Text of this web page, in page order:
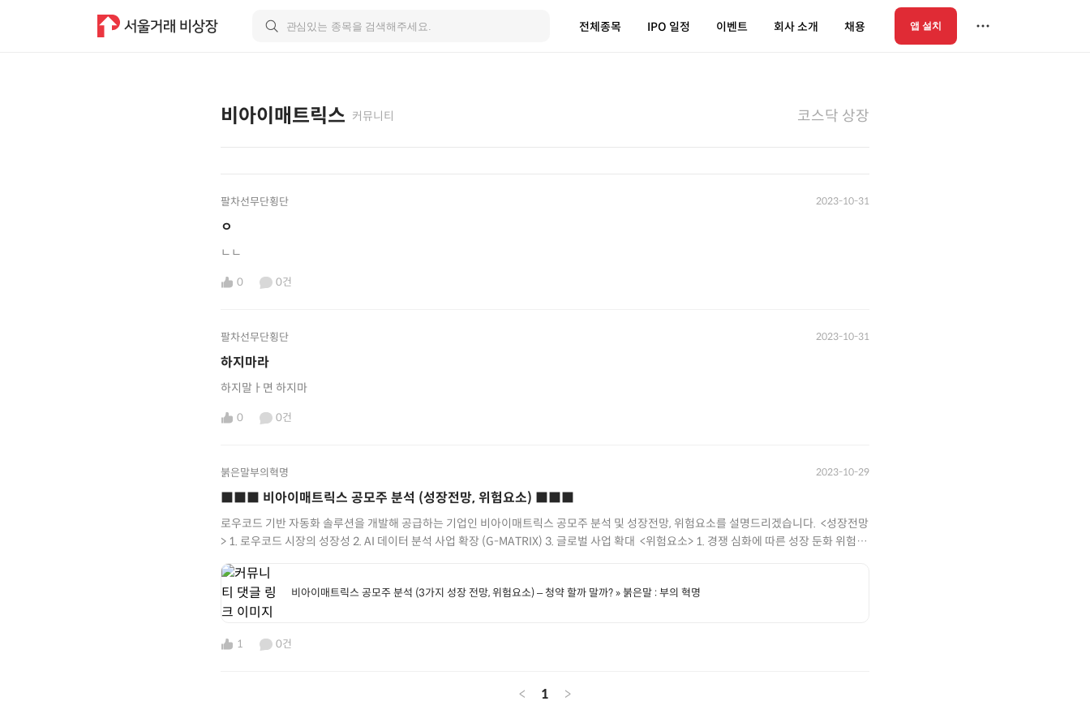
전체종목 IPO 일정 이벤트 회사 소개 채용 앱 설치
비아이매트릭스 커뮤니티 코스닥 상장
팔차선무단횡단 2023-10-31
ㅇ
ㄴㄴ
0 0건
팔차선무단횡단 2023-10-31
하지마라
하지말ㅏ면 하지마
0 0건
붉은말부의혁명 2023-10-29
■■■ 비아이매트릭스 공모주 분석 (성장전망, 위험요소) ■■■
로우코드 기반 자동화 솔루션을 개발해 공급하는 기업인 비아이매트릭스 공모주 분석 및 성장전망, 위험요소를 설명드리겠습니다. ​ <성장전망
> 1. 로우코드 시장의 성장성 2. AI 데이터 분석 사업 확장 (G-MATRIX) 3. 글로벌 사업 확대 ​ <위험요소> 1. 경쟁 심화에 따른 성장 둔화 위험 2.
https://redhorseblog.co.kr/%eb%b9%84%ec%95%84%ec%9d%b4%eb%a7%a4%ed%8a%b8%eb%a6%ad%ec%8a%a4-
%ea%b3%b5%eb%aa%a8%ec%a3%bc-%eb%b6%84%ec%84%9d-%ec%84%b1%ec%9e%a5-
%ec%a0%84%eb%a7%9d-%ec%9c%84%ed%97%98%ec%9a%94%ec%86%8c/
비아이매트릭스 공모주 분석 (3가지 성장 전망, 위험요소) – 청약 할까 말까? » 붉은말 : 부의 혁명
1 0건
< 1 >